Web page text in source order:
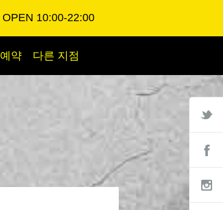
OPEN 10:00-22:00
예약 다른 지점